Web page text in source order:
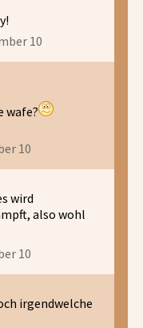
10
wafe?
10
wird
also wohl
10
irgendwelche